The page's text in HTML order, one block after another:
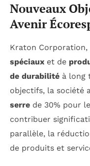
Nouveaux
Avenir
Kraton
spéciaux et de
de durabilité à long
objectifs, la société
serre de 30% pour
contribuer
parallèle, la
de produits et